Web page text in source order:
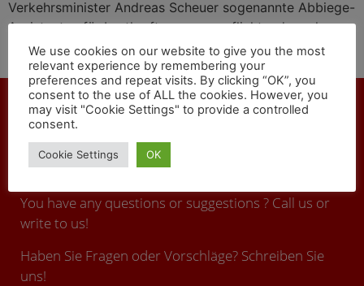
Verkehrsminister Andreas Scheuer sogenannte Abbiege-
Assistenten für Lastkraftwagen verpflichtend machen.
Technische Lösungen gegen tödliche Unfälle bietet das
Unternehmen Brigade Electronics BV an.
CONTACT
You have any questions or suggestions ? Call us or
write to us!
Haben Sie Fragen oder Vorschläge? Schreiben Sie
uns!
We use cookies on our website to give you the most
relevant experience by remembering your
preferences and repeat visits. By clicking “OK”, you
consent to the use of ALL the cookies. However, you
may visit "Cookie Settings" to provide a controlled
consent.
Cookie Settings OK